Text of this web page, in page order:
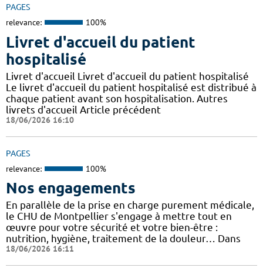
PAGES
relevance: 100%
Livret d'accueil du patient
hospitalisé
Livret d'accueil Livret d'accueil du patient hospitalisé
Le livret d'accueil du patient hospitalisé est distribué à
chaque patient avant son hospitalisation. Autres
livrets d'accueil Article précédent
18/06/2026 16:10
PAGES
relevance: 100%
Nos engagements
En parallèle de la prise en charge purement médicale,
le CHU de Montpellier s'engage à mettre tout en
œuvre pour votre sécurité et votre bien-être :
nutrition, hygiène, traitement de la douleur… Dans
18/06/2026 16:11